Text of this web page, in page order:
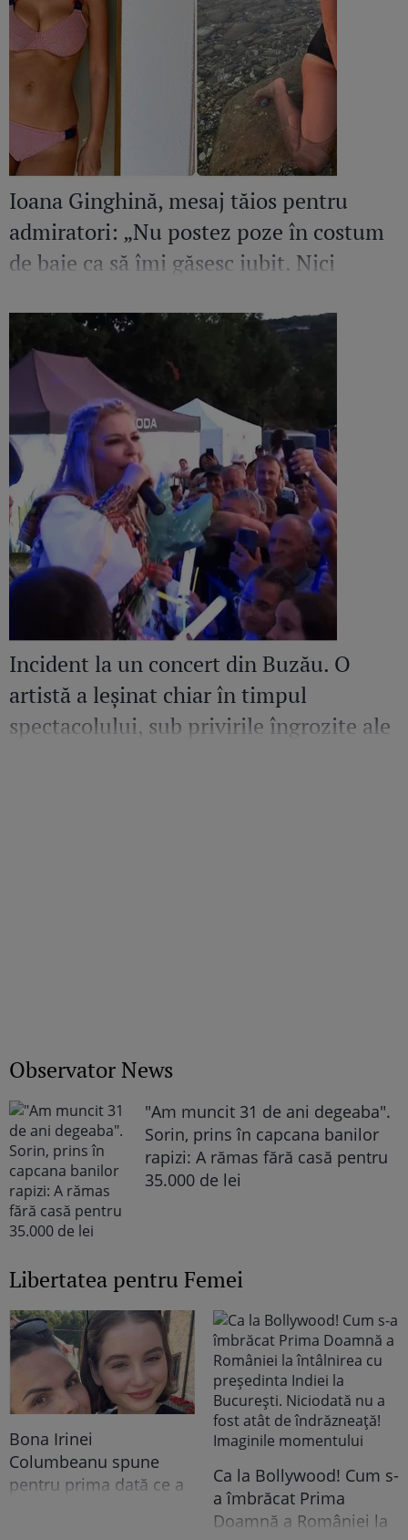
Ioana Ginghină, mesaj tăios pentru
admiratori: „Nu postez poze în costum
de baie ca să îmi găsesc iubit. Nici
Incident la un concert din Buzău. O
artistă a leșinat chiar în timpul
spectacolului, sub privirile îngrozite ale
Observator News
"Am muncit 31 de ani degeaba".
Sorin, prins în capcana banilor
rapizi: A rămas fără casă pentru
35.000 de lei
Libertatea pentru Femei
Bona Irinei
Columbeanu spune
pentru prima dată ce a
Ca la Bollywood! Cum s-
a îmbrăcat Prima
Doamnă a României la